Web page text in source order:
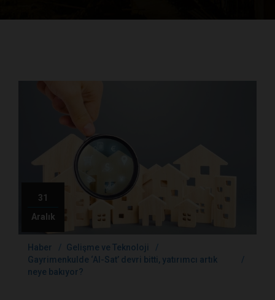
31
Aralık
Haber
Gelişme ve Teknoloji
Gayrimenkulde ‘Al-Sat’ devri bitti, yatırımcı artık
neye bakıyor?